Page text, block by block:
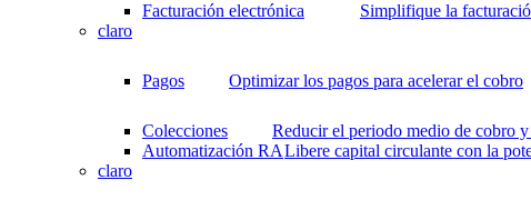
Facturación electrónica
Simplifique la
claro
Pagos Optimizar los pagos para acelerar el cobro
Colecciones
Reducir el periodo medio de cobro
Automatización RALibere capital circulante con la
claro